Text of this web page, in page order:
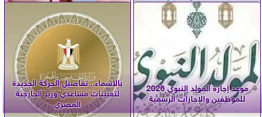
موعد إجازة المولد النبوي 2026
للموظفين والإجازات الرسمية
بالأسماء.. تفاصيل الحركة الجديدة
لتعيينات مساعدي وزير الخارجية
المصري